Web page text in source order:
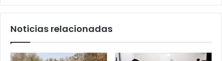
Noticias relacionadas